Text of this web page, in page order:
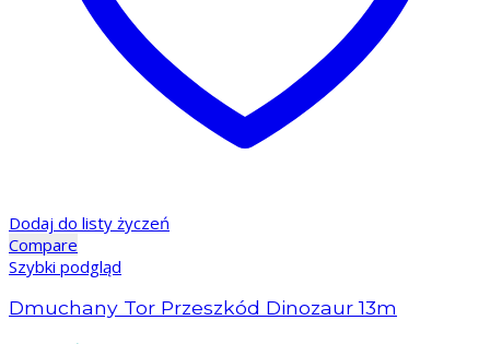
Dodaj do listy życzeń
Compare
Szybki podgląd
Dmuchany Tor Przeszkód Dinozaur 13m